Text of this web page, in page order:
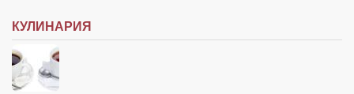
КУЛИНАРИЯ